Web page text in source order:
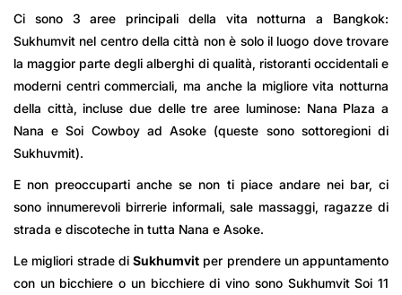
Ci sono 3 aree principali della vita notturna a Bangkok:
Sukhumvit nel centro della città non è solo il luogo dove trovare
la maggior parte degli alberghi di qualità, ristoranti occidentali e
moderni centri commerciali, ma anche la migliore vita notturna
della città, incluse due delle tre aree luminose: Nana Plaza a
Nana e Soi Cowboy ad Asoke (queste sono sottoregioni di
Sukhuvmit).
E non preoccuparti anche se non ti piace andare nei bar, ci
sono innumerevoli birrerie informali, sale massaggi, ragazze di
strada e discoteche in tutta Nana e Asoke.
Le migliori strade di Sukhumvit per prendere un appuntamento
con un bicchiere o un bicchiere di vino sono Sukhumvit Soi 11